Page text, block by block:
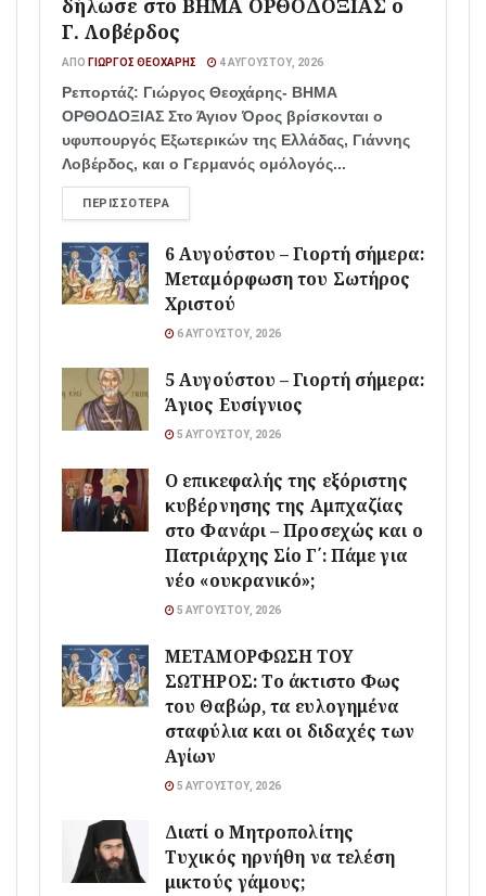
δήλωσε στο ΒΗΜΑ ΟΡΘΟΔΟΞΙΑΣ ο
Γ. Λοβέρδος
ΑΠΌ ΓΙΏΡΓΟΣ ΘΕΟΧΆΡΗΣ 4 ΑΥΓΟΎΣΤΟΥ, 2026
Ρεπορτάζ: Γιώργος Θεοχάρης- ΒΗΜΑ
ΟΡΘΟΔΟΞΙΑΣ Στο Άγιον Όρος βρίσκονται ο
υφυπουργός Εξωτερικών της Ελλάδας, Γιάννης
Λοβέρδος, και ο Γερμανός ομόλογός...
ΠΕΡΙΣΣΌΤΕΡΑ
6 Αυγούστου – Γιορτή σήμερα:
Μεταμόρφωση του Σωτήρος
Χριστού
6 ΑΥΓΟΎΣΤΟΥ, 2026
5 Αυγούστου – Γιορτή σήμερα:
Άγιος Ευσίγνιος
5 ΑΥΓΟΎΣΤΟΥ, 2026
Ο επικεφαλής της εξόριστης
κυβέρνησης της Αμπχαζίας
στο Φανάρι – Προσεχώς και ο
Πατριάρχης Σίο Γ΄: Πάμε για
νέο «ουκρανικό»;
5 ΑΥΓΟΎΣΤΟΥ, 2026
ΜΕΤΑΜΟΡΦΩΣΗ ΤΟΥ
ΣΩΤΗΡΟΣ: Το άκτιστο Φως
του Θαβώρ, τα ευλογημένα
σταφύλια και οι διδαχές των
Αγίων
5 ΑΥΓΟΎΣΤΟΥ, 2026
Διατί ο Μητροπολίτης
Τυχικός ηρνήθη να τελέση
μικτούς γάμους;